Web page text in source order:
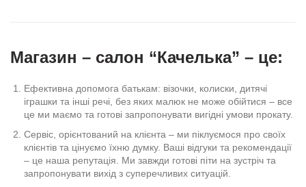
Магазин – салон “Качелька” – це:
Ефективна допомога батькам: візочки, колиски, дитячі
іграшки та інші речі, без яких малюк не може обійтися – все
це ми маємо та готові запропонувати вигідні умови прокату.
Сервіс, орієнтований на клієнта – ми піклуємося про своїх
клієнтів та цінуємо їхню думку. Ваші відгуки та рекомендації
– це наша репутація. Ми завжди готові піти на зустріч та
запропонувати вихід з суперечливих ситуацій.